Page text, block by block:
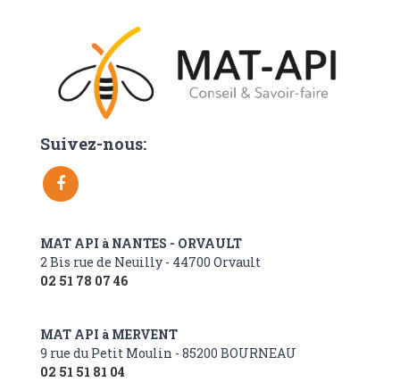
Suivez-nous:
MAT API à NANTES - ORVAULT
2 Bis rue de Neuilly - 44700 Orvault
02 51 78 07 46
MAT API à MERVENT
9 rue du Petit Moulin - 85200 BOURNEAU
02 51 51 81 04